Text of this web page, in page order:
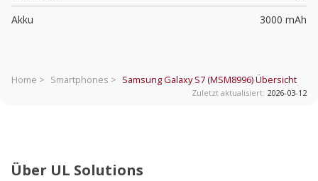
Akku
3000 mAh
Home > Smartphones > Samsung Galaxy S7 (MSM8996)Übersicht
Zuletzt aktualisiert: 2026-03-12
Über UL Solutions